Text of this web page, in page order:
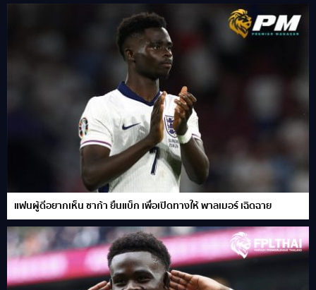
แฟนผู้ดีอยากเห็น ซาก้า ยืนแบ็ก เพื่อเปิดทางให้ พาลเมอร์ เฉิดฉาย